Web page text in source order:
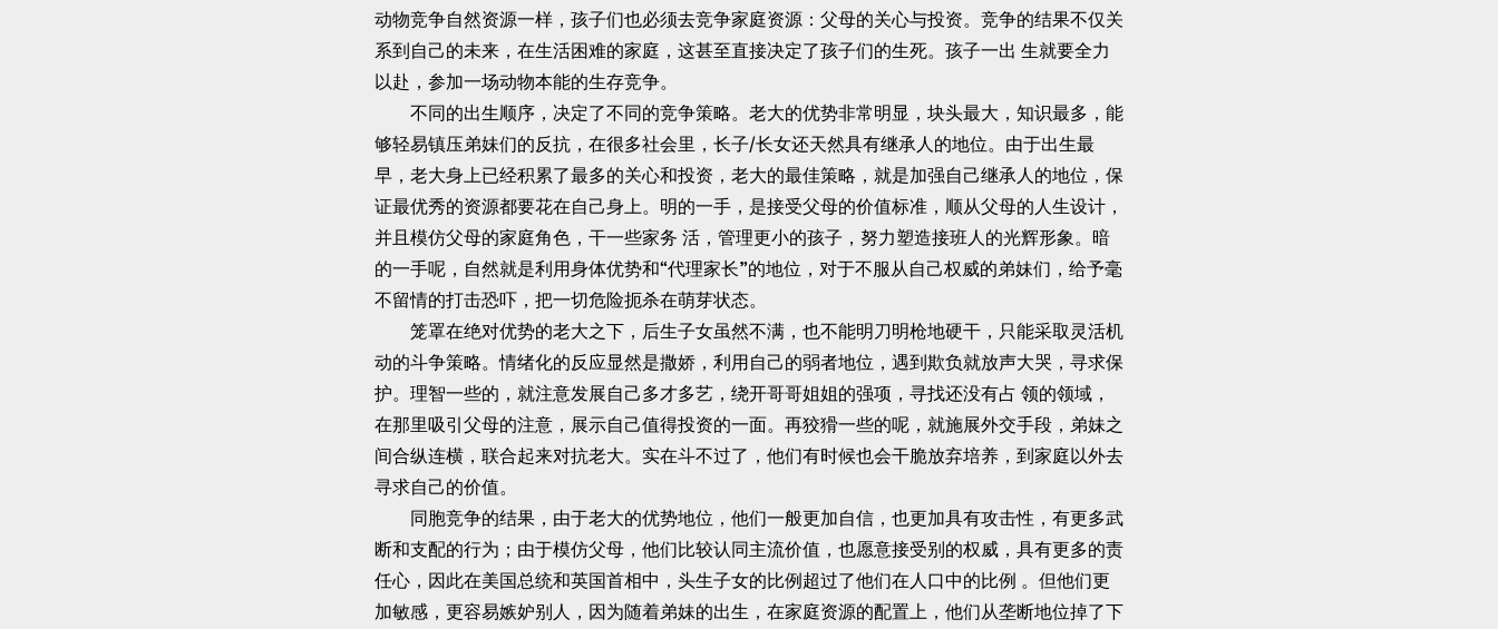
动物竞争自然资源一样，孩子们也必须去竞争家庭资源：父母的关心与投资。竞争的结果不仅关
系到自己的未来，在生活困难的家庭，这甚至直接决定了孩子们的生死。孩子一出 生就要全力
以赴，参加一场动物本能的生存竞争。
不同的出生顺序，决定了不同的竞争策略。老大的优势非常明显，块头最大，知识最多，能
够轻易镇压弟妹们的反抗，在很多社会里，长子/长女还天然具有继承人的地位。由于出生最
早，老大身上已经积累了最多的关心和投资，老大的最佳策略，就是加强自己继承人的地位，保
证最优秀的资源都要花在自己身上。明的一手，是接受父母的价值标准，顺从父母的人生设计，
并且模仿父母的家庭角色，干一些家务 活，管理更小的孩子，努力塑造接班人的光辉形象。暗
的一手呢，自然就是利用身体优势和“代理家长”的地位，对于不服从自己权威的弟妹们，给予毫
不留情的打击恐吓，把一切危险扼杀在萌芽状态。
笼罩在绝对优势的老大之下，后生子女虽然不满，也不能明刀明枪地硬干，只能采取灵活机
动的斗争策略。情绪化的反应显然是撒娇，利用自己的弱者地位，遇到欺负就放声大哭，寻求保
护。理智一些的，就注意发展自己多才多艺，绕开哥哥姐姐的强项，寻找还没有占 领的领域，
在那里吸引父母的注意，展示自己值得投资的一面。再狡猾一些的呢，就施展外交手段，弟妹之
间合纵连横，联合起来对抗老大。实在斗不过了，他们有时候也会干脆放弃培养，到家庭以外去
寻求自己的价值。
同胞竞争的结果，由于老大的优势地位，他们一般更加自信，也更加具有攻击性，有更多武
断和支配的行为；由于模仿父母，他们比较认同主流价值，也愿意接受别的权威，具有更多的责
任心，因此在美国总统和英国首相中，头生子女的比例超过了他们在人口中的比例 。但他们更
加敏感，更容易嫉妒别人，因为随着弟妹的出生，在家庭资源的配置上，他们从垄断地位掉了下